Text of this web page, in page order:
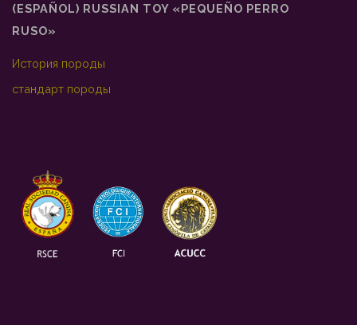
(ESPAÑOL) RUSSIAN TOY «PEQUEÑO PERRO
RUSO»
История породы
стандарт породы